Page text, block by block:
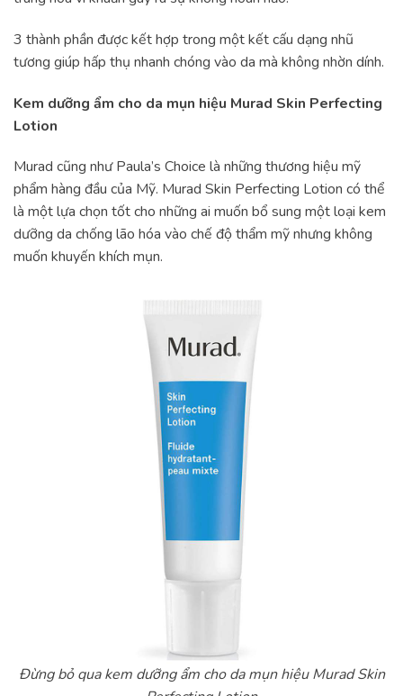
3 thành phần được kết hợp trong một kết cấu dạng nhũ
tương giúp hấp thụ nhanh chóng vào da mà không nhờn dính.
Kem dưỡng ẩm cho da mụn hiệu Murad Skin Perfecting
Lotion
Murad cũng như Paula’s Choice là những thương hiệu mỹ
phẩm hàng đầu của Mỹ. Murad Skin Perfecting Lotion có thể
là một lựa chọn tốt cho những ai muốn bổ sung một loại kem
dưỡng da chống lão hóa vào chế độ thẩm mỹ nhưng không
muốn khuyến khích mụn.
Đừng bỏ qua kem dưỡng ẩm cho da mụn hiệu Murad Skin